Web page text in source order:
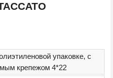
упаковке, с
крепежом 4*22